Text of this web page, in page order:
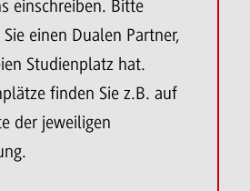
einschreiben. Bitte
einen Dualen Partner,
Studienplatz hat.
finden Sie z.B. auf
der jeweiligen